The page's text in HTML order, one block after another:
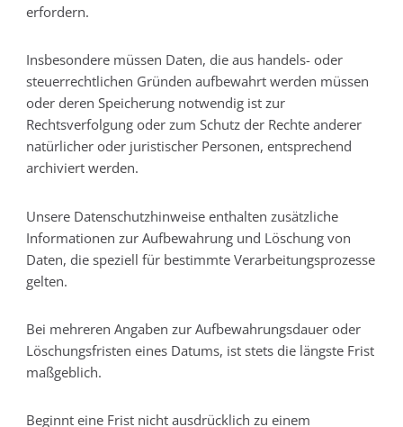
erfordern.
Insbesondere müssen Daten, die aus handels- oder
steuerrechtlichen Gründen aufbewahrt werden müssen
oder deren Speicherung notwendig ist zur
Rechtsverfolgung oder zum Schutz der Rechte anderer
natürlicher oder juristischer Personen, entsprechend
archiviert werden.
Unsere Datenschutzhinweise enthalten zusätzliche
Informationen zur Aufbewahrung und Löschung von
Daten, die speziell für bestimmte Verarbeitungsprozesse
gelten.
Bei mehreren Angaben zur Aufbewahrungsdauer oder
Löschungsfristen eines Datums, ist stets die längste Frist
maßgeblich.
Beginnt eine Frist nicht ausdrücklich zu einem